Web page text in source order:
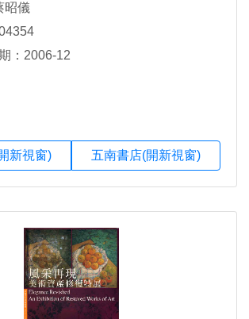
昭儀
：2006-12
新視窗) 五南書店(開新視窗)